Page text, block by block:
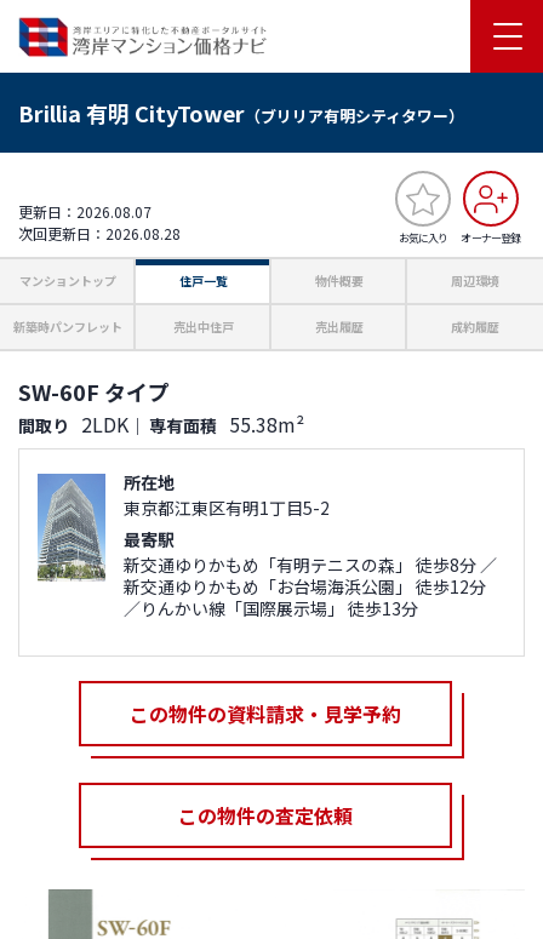
Brillia 有明 CityTower （ブリリア有明シティタワー）
お気に入り オーナー登録
更新日：2026.08.07
次回更新日：2026.08.28
マンショントップ 住戸一覧 物件概要 周辺環境
新築時パンフレット 売出中住戸 売出履歴 成約履歴
SW-60F タイプ
間取り 2LDK ｜ 専有面積 55.38m²
所在地
東京都江東区有明1丁目5-2
最寄駅
新交通ゆりかもめ「有明テニスの森」 徒歩8分 ／
新交通ゆりかもめ「お台場海浜公園」 徒歩12分
／りんかい線「国際展示場」 徒歩13分
この物件の資料請求・見学予約
この物件の査定依頼